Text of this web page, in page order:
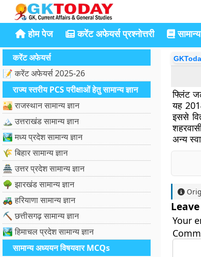
होम पेज करेंट अफेयर्स प्रश्नोत्तरी
करेंट अफेयर्स
📝 करेंट अफेयर्स 2025-26
राज्य स्तरीय PCS परीक्षाओं हेतु सामान्य ज्ञान
🏜️ राजस्थान सामान्य ज्ञान
🏔️ उत्तराखंड सामान्य ज्ञान
🏞️ मध्य प्रदेश सामान्य ज्ञान
🌾 बिहार सामान्य ज्ञान
🏯 उत्तर प्रदेश सामान्य ज्ञान
🌳 झारखंड सामान्य ज्ञान
🚜 हरियाणा सामान्य ज्ञान
⛏️ छत्तीसगढ़ सामान्य ज्ञान
🏞️ हिमाचल प्रदेश सामान्य ज्ञान
सामान्य अध्ययन विषयवार MCQs
फ्लिंट
यह
इससे
अन्य
Your